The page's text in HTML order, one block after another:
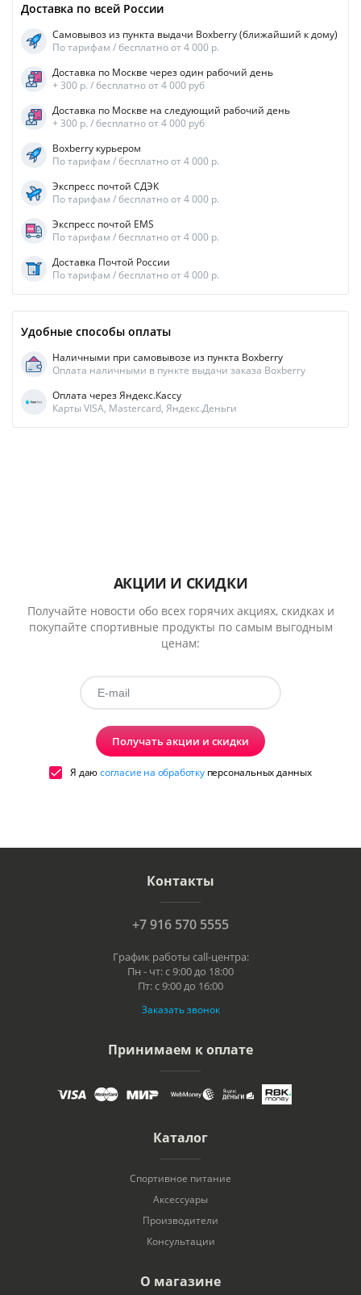
Доставка по всей России
Самовывоз из пункта выдачи Boxberry (ближайший к дому)
По тарифам / бесплатно от 4 000 р.
Доставка по Москве через один рабочий день
+ 300 р. / бесплатно от 4 000 руб
Доставка по Москве на следующий рабочий день
+ 300 р. / бесплатно от 4 000 руб
Boxberry курьером
По тарифам / бесплатно от 4 000 р.
Экспресс почтой СДЭК
По тарифам / бесплатно от 4 000 р.
Экспресс почтой EMS
По тарифам / бесплатно от 4 000 р.
Доставка Почтой России
По тарифам / бесплатно от 4 000 р.
Удобные способы оплаты
Наличными при самовывозе из пункта Boxberry
Оплата наличными в пункте выдачи заказа Boxberry
Оплата через Яндекс.Кассу
Карты VISA, Mastercard, Яндекс.Деньги
АКЦИИ И СКИДКИ
Получайте новости обо всех горячих акциях, скидках и
покупайте спортивные продукты по самым выгодным
ценам:
Получать акции и скидки
Я даюсогласие на обработкуперсональных данных
Контакты
+7 916 570 5555
График работы call-центра:
Пн - чт: с 9:00 до 18:00
Пт: с 9:00 до 16:00
Заказать звонок
Принимаем к оплате
Каталог
Спортивное питание
Аксессуары
Производители
Консультации
О магазине